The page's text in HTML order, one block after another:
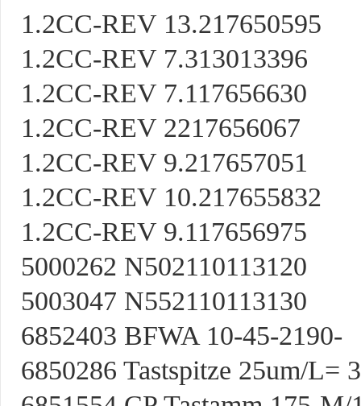
1.2CC-REV 13.217650595
1.2CC-REV 7.313013396
1.2CC-REV 7.117656630
1.2CC-REV 2217656067
1.2CC-REV 9.217657051
1.2CC-REV 10.217655832
1.2CC-REV 9.117656975
5000262 N502110113120
5003047 N552110113130
6852403 BFWA 10-45-2190-
6850286 Tastspitze 25um/L=